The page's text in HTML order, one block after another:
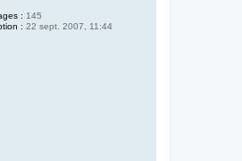
: 145
: 22 sept. 2007, 11:44